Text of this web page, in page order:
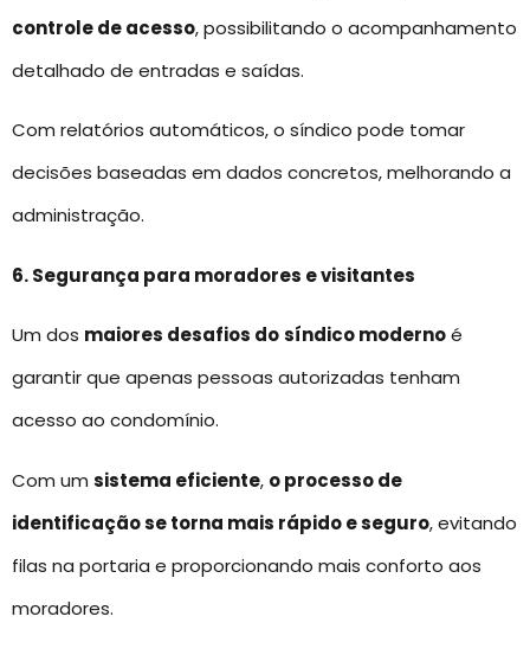
controle de acesso, possibilitando o acompanhamento
detalhado de entradas e saídas.
Com relatórios automáticos, o síndico pode tomar
decisões baseadas em dados concretos, melhorando a
administração.
6. Segurança para moradores e visitantes
Um dos maiores desafios dosíndico modernoé
garantir que apenas pessoas autorizadas tenham
acesso ao condomínio.
Com um sistema eficiente, o processo de
identificação se torna mais rápido e seguro, evitando
filas na portaria e proporcionando mais conforto aos
moradores.